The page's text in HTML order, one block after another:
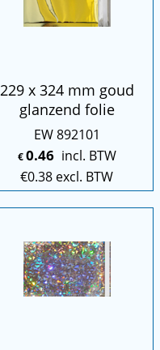
229 x 324 mm goud
glanzend folie
EW 892101
€0.46 incl. BTW
€0.38 excl. BTW